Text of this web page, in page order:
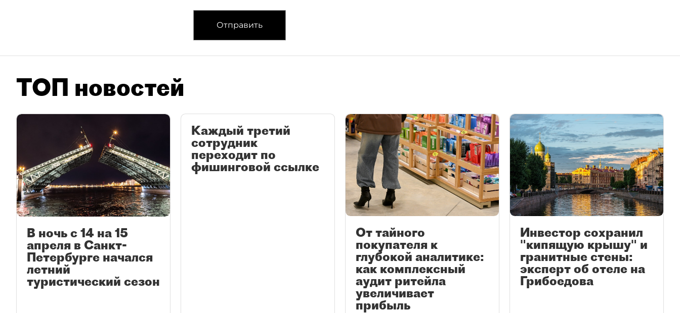
Отправить
ТОП новостей
В ночь с 14 на 15
апреля в Санкт-
Петербурге начался
летний
туристический сезон
Каждый третий
сотрудник
переходит по
фишинговой ссылке
От тайного
покупателя к
глубокой аналитике:
как комплексный
аудит ритейла
увеличивает
прибыль
Инвестор сохранил
"кипящую крышу" и
гранитные стены:
эксперт об отеле на
Грибоедова